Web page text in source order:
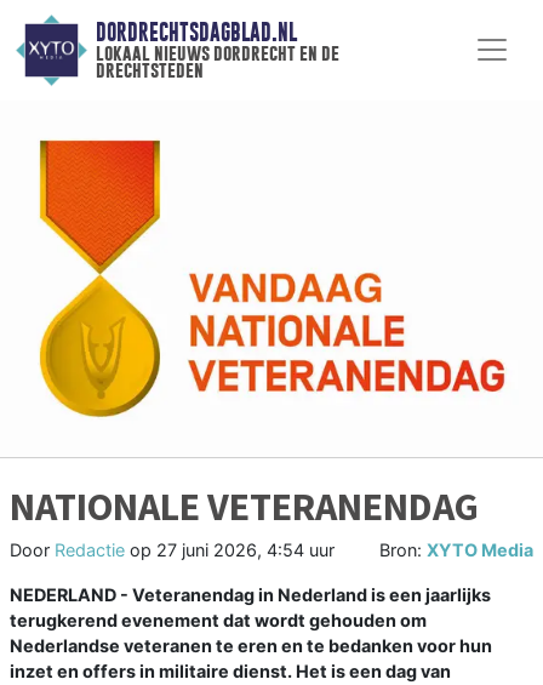
DORDRECHTSDAGBLAD.NL
lokaal nieuws dordrecht en de
drechtsteden
NATIONALE VETERANENDAG
Door Redactie op 27 juni 2026, 4:54 uur Bron: XYTO Media
NEDERLAND - Veteranendag in Nederland is een jaarlijks
terugkerend evenement dat wordt gehouden om
Nederlandse veteranen te eren en te bedanken voor hun
inzet en offers in militaire dienst. Het is een dag van